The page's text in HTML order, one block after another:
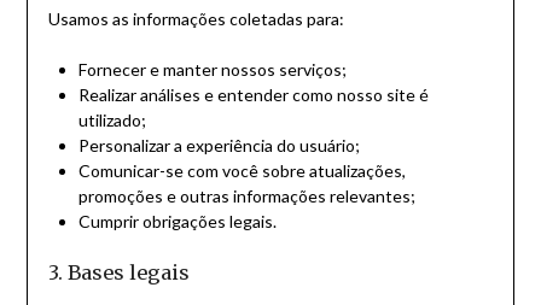
Usamos as informações coletadas para:
Fornecer e manter nossos serviços;
Realizar análises e entender como nosso site é
utilizado;
Personalizar a experiência do usuário;
Comunicar-se com você sobre atualizações,
promoções e outras informações relevantes;
Cumprir obrigações legais.
3. Bases legais